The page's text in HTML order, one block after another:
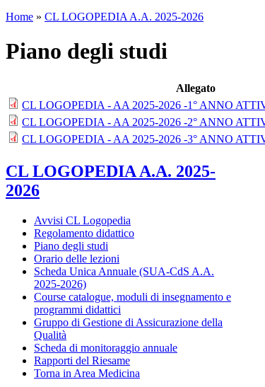
Home » CL LOGOPEDIA A.A. 2025-2026
Piano degli studi
Allegato
CL LOGOPEDIA - AA 2025-2026 -1° ANNO
CL LOGOPEDIA - AA 2025-2026 -2° ANNO
CL LOGOPEDIA - AA 2025-2026 -3° ANNO
CL LOGOPEDIA A.A. 2025-
2026
Avvisi CL Logopedia
Regolamento didattico
Piano degli studi
Orario delle lezioni
Scheda Unica Annuale (SUA-CdS A.A.
2025-2026)
Course catalogue, moduli di insegnamento e
programmi didattici
Gruppo di Gestione di Assicurazione della
Qualità
Scheda di monitoraggio annuale
Rapporti del Riesame
Torna in Area Medicina